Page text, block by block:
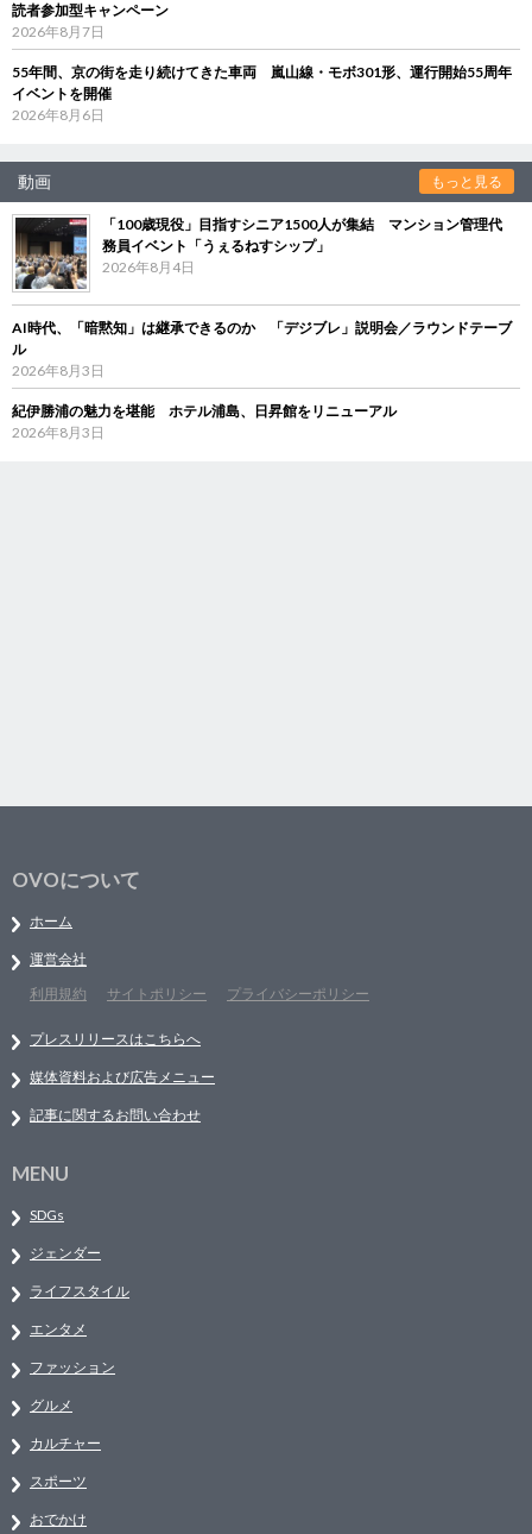
読者参加型キャンペーン
2026年8月7日
55年間、京の街を走り続けてきた車両 嵐山線・モボ301形、運行開始55周年
イベントを開催
2026年8月6日
動画 もっと見る
「100歳現役」目指すシニア1500人が集結 マンション管理代
務員イベント「うぇるねすシップ」
2026年8月4日
AI時代、「暗黙知」は継承できるのか 「デジブレ」説明会／ラウンドテーブ
ル
2026年8月3日
紀伊勝浦の魅力を堪能 ホテル浦島、日昇館をリニューアル
2026年8月3日
OVOについて
ホーム
運営会社
利用規約
サイトポリシー プライバシーポリシー
プレスリリースはこちらへ
媒体資料および広告メニュー
記事に関するお問い合わせ
MENU
SDGs
ジェンダー
ライフスタイル
エンタメ
ファッション
グルメ
カルチャー
スポーツ
おでかけ